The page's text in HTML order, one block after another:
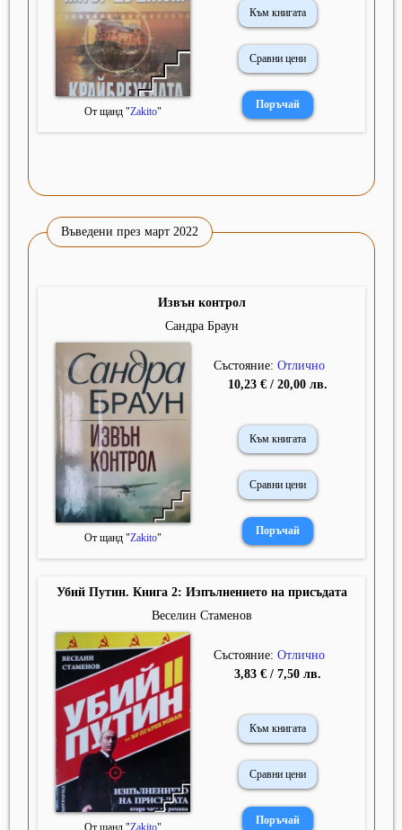
От щанд "Zakito"
Към книгата
Сравни цени
Въведени през март 2022
Извън контрол
Сандра Браун
От щанд "Zakito"
Състояние: Отлично
10,23 € / 20,00 лв.
Към книгата
Сравни цени
Убий Путин. Книга 2: Изпълнението на присъдата
Веселин Стаменов
От щанд "Zakito"
Състояние: Отлично
3,83 € / 7,50 лв.
Към книгата
Сравни цени